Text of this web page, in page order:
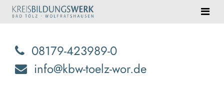
08179-423989-0
info@kbw-toelz-wor.de